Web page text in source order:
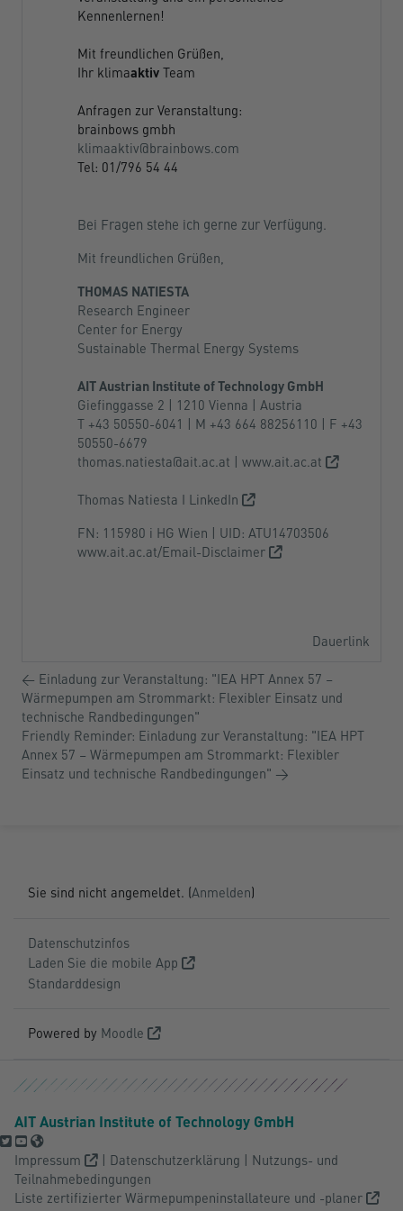
Kennenlernen!
Mit freundlichen Grüßen,
Ihr klimaaktiv Team
Anfragen zur Veranstaltung:
brainbows gmbh
klimaaktiv@brainbows.com
Tel: 01/796 54 44
Bei Fragen stehe ich gerne zur Verfügung.
Mit freundlichen Grüßen,
THOMAS NATIESTA
Research Engineer
Center for Energy
Sustainable Thermal Energy Systems
AIT Austrian Institute of Technology GmbH
Giefinggasse 2 | 1210 Vienna | Austria
T +43 50550-6041 | M +43 664 88256110 | F +43
50550-6679
thomas.natiesta@ait.ac.at | www.ait.ac.at
Thomas Natiesta I LinkedIn
FN: 115980 i HG Wien | UID: ATU14703506
www.ait.ac.at/Email-Disclaimer
Dauerlink
← Einladung zur Veranstaltung: "IEA HPT Annex 57 –
Wärmepumpen am Strommarkt: Flexibler Einsatz und
technische Randbedingungen"
Friendly Reminder: Einladung zur Veranstaltung: "IEA HPT
Annex 57 – Wärmepumpen am Strommarkt: Flexibler
Einsatz und technische Randbedingungen" →
Sie sind nicht angemeldet. (Anmelden)
Datenschutzinfos
Laden Sie die mobile App
Standarddesign
Powered by Moodle
AIT Austrian Institute of Technology GmbH
Impressum | Datenschutzerklärung | Nutzungs- und
Teilnahmebedingungen
Liste zertifizierter Wärmepumpeninstallateure und -planer